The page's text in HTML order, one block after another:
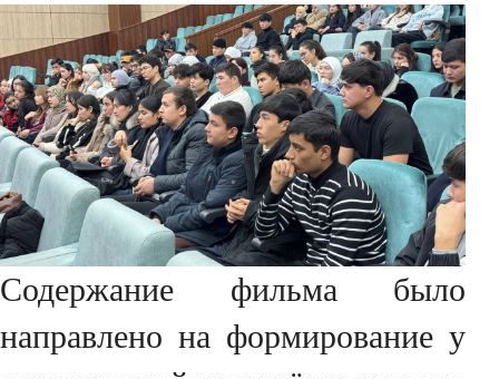
Содержание фильма было
направлено на формирование у